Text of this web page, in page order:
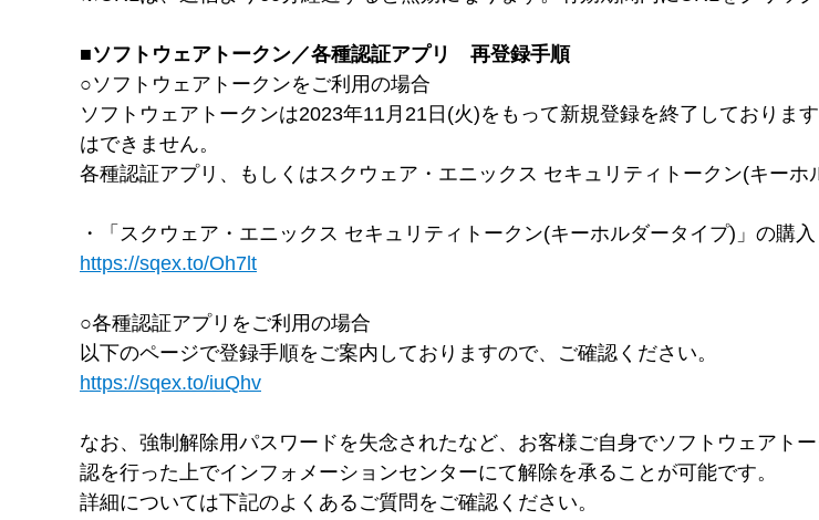
■ソフトウェアトークン／各種認証アプリ 再登録手順
○ソフトウェアトークンをご利用の場合
ソフトウェアトークンは2023年11月21日(火)をもって新規登録を終了しておりま
はできません。
各種認証アプリ、もしくはスクウェア・エニックス セキュリティトークン(キーホ
・「スクウェア・エニックス セキュリティトークン(キーホルダータイプ)」の購入
https://sqex.to/Oh7lt
○各種認証アプリをご利用の場合
以下のページで登録手順をご案内しておりますので、ご確認ください。
https://sqex.to/iuQhv
なお、強制解除用パスワードを失念されたなど、お客様ご自身でソフトウェアト
認を行った上でインフォメーションセンターにて解除を承ることが可能です。
詳細については下記のよくあるご質問をご確認ください。